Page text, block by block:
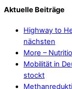
Aktuelle Beiträge
Highway to
nächsten
More –
Mobilität in
stockt